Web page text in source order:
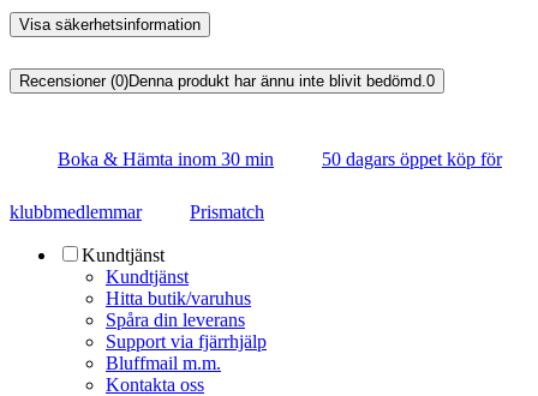
Visa säkerhetsinformation
Recensioner (0)Denna produkt har ännu inte blivit bedömd. 0
Boka & Hämta inom 30 min 50 dagars öppet köp för
klubbmedlemmar Prismatch
Kundtjänst
Kundtjänst
Hitta butik/varuhus
Spåra din leverans
Support via fjärrhjälp
Bluffmail m.m.
Kontakta oss